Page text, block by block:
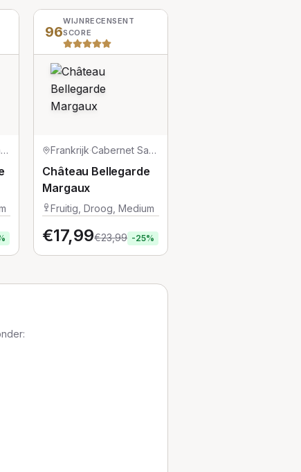
Cabernet Sauvignon
96
WIJNRECENSENT
SCORE
Frankrijk· Cabernet Sauvignon/Merlot/Petit Verdot
Château Bellegarde
Margaux
Fruitig, Droog, Medium
€17,99€23,99 -25%